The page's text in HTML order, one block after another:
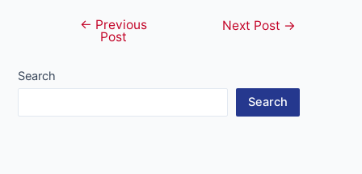
navigation
← Previous
Post
Next Post →
Search
Search